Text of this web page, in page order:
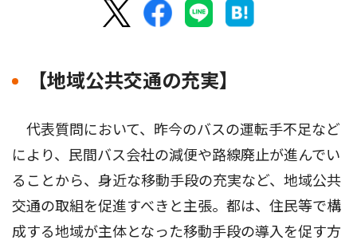
【地域公共交通の充実】
代表質問において、昨今のバスの運転手不足など
により、民間バス会社の減便や路線廃止が進んでい
ることから、身近な移動手段の充実など、地域公共
交通の取組を促進すべきと主張。都は、住民等で構
成する地域が主体となった移動手段の導入を促す方